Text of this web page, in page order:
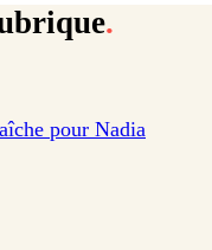
.
pour Nadia